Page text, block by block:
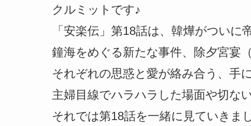
クルミットです♪
「安楽伝」第18話は、韓燁がついに
鐘海をめぐる新たな事件、除夕宮宴
それぞれの思惑と愛が絡み合う、手
主婦目線でハラハラした場面や切な
それでは第18話を一緒に見ていきま